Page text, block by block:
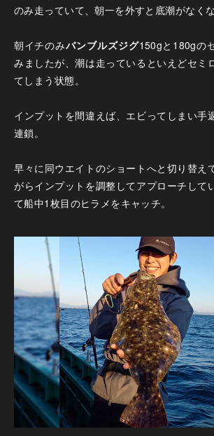
のみ走っていて、朝一を外すと底潮がなくな
朝イチのみバンブルズジグ150gと180gの
みましたが、潮は走っているといえどセミ
てしまう状態。
インプットを間違えば、エビってしまい手
連鎖。
早々に同ウエイトのショートへと切り替え
がらインプットを調整してアプローチして
て船中1枚目のヒラメをキャッチ。